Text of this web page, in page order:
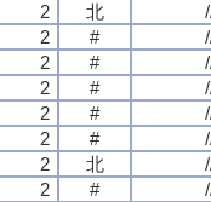
2 北
2 #
2 #
2 #
2 #
2 #
2 北
2 #